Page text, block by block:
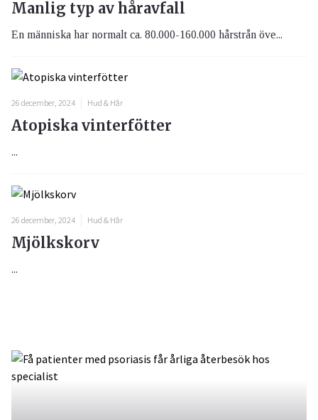
Manlig typ av håravfall
En människa har normalt ca. 80.000-160.000 hårstrån öve...
26 december, 2024 Hud & Hår
Atopiska vinterfötter
...
26 december, 2024 Hud & Hår
Mjölkskorv
...